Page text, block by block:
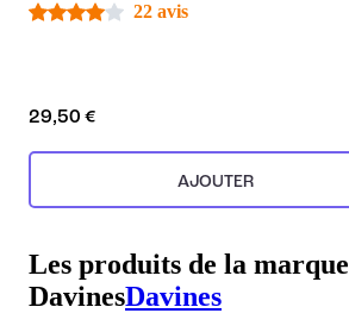
22 avis
29,50 €
AJOUTER
Les produits de la marque
DavinesDavines